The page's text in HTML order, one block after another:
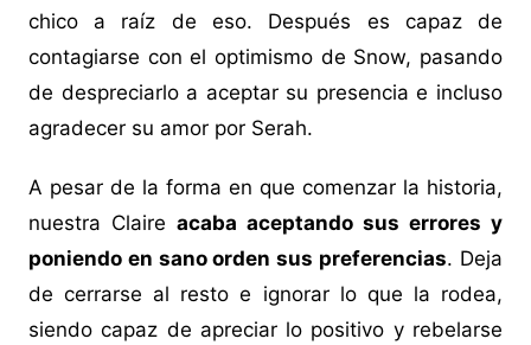
chico a raíz de eso. Después es capaz de
contagiarse con el optimismo de Snow, pasando
de despreciarlo a aceptar su presencia e incluso
agradecer su amor por Serah.
A pesar de la forma en que comenzar la historia,
nuestra Claire acaba aceptando sus errores y
poniendo en sano orden sus preferencias. Deja
de cerrarse al resto e ignorar lo que la rodea,
siendo capaz de apreciar lo positivo y rebelarse